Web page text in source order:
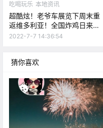
吃喝玩乐 本地资讯
超酷炫！老爷车展览下周末重
返维多利亚！全国炸鸡日来啦
～快看看岛上哪家炸鸡最好
2022-7-7 14:36:54
猜你喜欢